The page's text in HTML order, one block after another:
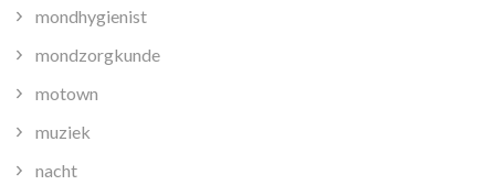
mondhygienist
mondzorgkunde
motown
muziek
nacht